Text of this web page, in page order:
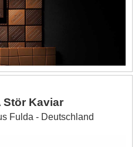
Stör Kaviar
Fulda - Deutschland